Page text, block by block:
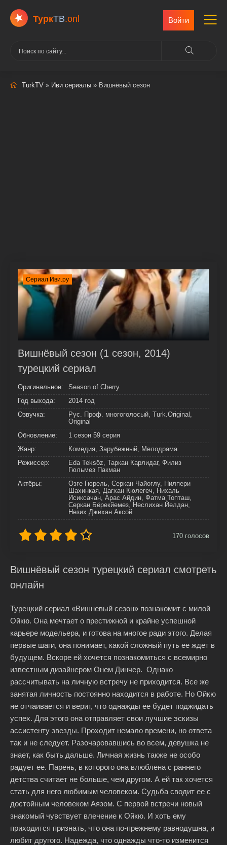
ТуркТВ.onl Войти
TurkTV » Иви сериалы » Вишнёвый сезон
Сериал Иви.ру
Вишнёвый сезон (1 сезон, 2014)
турецкий сериал
Оригинальное:
Season of Cherry
Год выхода:
2014 год
Озвучка:
Рус. Проф. многоголосый, Turk.Original,
Original
Обновление:
1 сезон 59 серия
Жанр:
Комедия, Зарубежный, Мелодрама
Режиссер:
Eda Teksöz, Таркан Карлидаг, Филиз
Гюльмез Пакман
Актёры:
Озге Гюрель, Серкан Чайоглу, Нилпери
Шахинкая, Дагхан Кюлегеч, Нихаль
Исиксачан, Арас Айдин, Фатма Топташ,
Серкан Бёрекйемез, Неслихан Йелдан,
Незих Джихан Аксой
170 голосов
Вишнёвый сезон турецкий сериал смотреть
онлайн
Турецкий сериал «Вишневый сезон» познакомит с милой
Ойкю. Она мечтает о престижной и крайне успешной
карьере модельера, и готова на многое ради этого. Делая
первые шаги, она понимает, какой сложный путь ее ждет в
будущем. Вскоре ей хочется познакомиться с всемирно
известным дизайнером Онем Динчер. Однако
рассчитывать на личную встречу не приходится. Все же
занятая личность постоянно находится в работе. Но Ойкю
не отчаивается и верит, что однажды ее будет поджидать
успех. Для этого она отправляет свои лучшие эскизы
ассистенту звезды. Проходит немало времени, но ответа
так и не следует. Разочаровавшись во всем, девушка не
знает, как быть дальше. Личная жизнь также не особо
радует ее. Парень, в которого она влюблена с раннего
детства считает не больше, чем другом. А ей так хочется
стать для него любимым человеком. Судьба сводит ее с
достойным человеком Аязом. С первой встречи новый
знакомый чувствует влечение к Ойкю. И хоть ему
приходится признать, что она по-прежнему равнодушна, и
любит другого. Надежда, что однажды что-то изменится